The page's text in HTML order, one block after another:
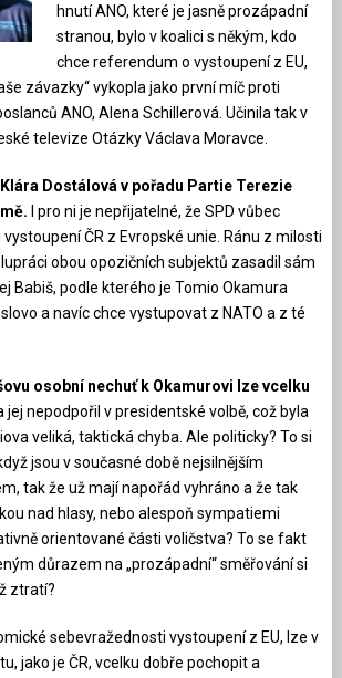
hnutí ANO, které je jasně prozápadní
stranou, bylo v koalici s někým, kdo
chce referendum o vystoupení z EU,
závazky“ vykopla jako první míč proti
ANO, Alena Schillerová. Učinila tak v
televize Otázky Václava Moravce.
Dostálová v pořadu Partie Terezie
I pro ni je nepřijatelné, že SPD vůbec
ČR z Evropské unie. Ránu z milosti
obou opozičních subjektů zasadil sám
Babiš, podle kterého je Tomio Okamura
a navíc chce vystupovat z NATO a z té
osobní nechuť k Okamurovi lze vcelku
jej nepodpořil v presidentské volbě, což byla
veliká, taktická chyba. Ale politicky? To si
jsou v současné době nejsilnějším
tak že už mají napořád vyhráno a že tak
nad hlasy, nebo alespoň sympatiemi
orientované části voličstva? To se fakt
důrazem na „prozápadní“ směřování si
ztratí?
sebevražednosti vystoupení z EU, lze v
jako je ČR, vcelku dobře pochopit a